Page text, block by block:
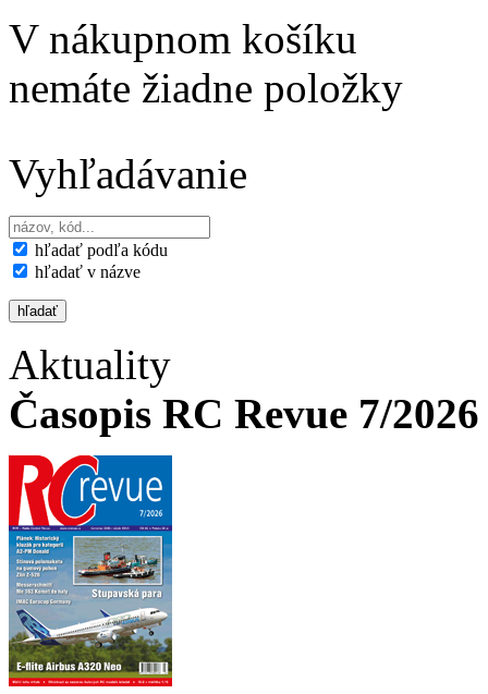
V nákupnom košíku
nemáte žiadne položky
Vyhľadávanie
hľadať podľa kódu
hľadať v názve
Aktuality
Časopis RC Revue 7/